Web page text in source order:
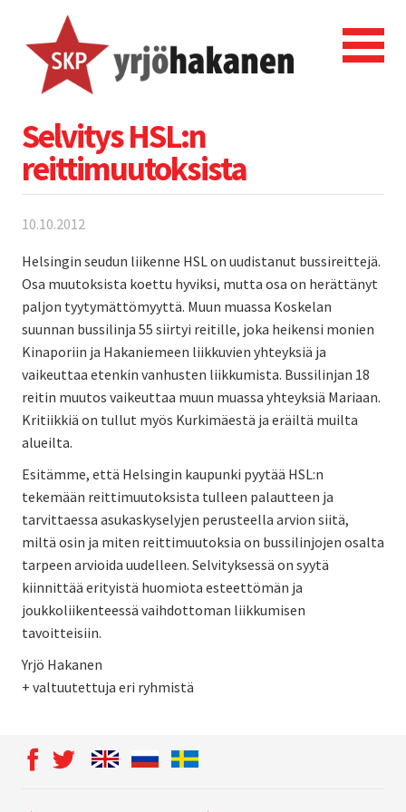
Selvitys HSL:n
reittimuutoksista
10.10.2012
Helsingin seudun liikenne HSL on uudistanut bussireittejä.
Osa muutoksista koettu hyviksi, mutta osa on herättänyt
paljon tyytymättömyyttä. Muun muassa Koskelan
suunnan bussilinja 55 siirtyi reitille, joka heikensi monien
Kinaporiin ja Hakaniemeen liikkuvien yhteyksiä ja
vaikeuttaa etenkin vanhusten liikkumista. Bussilinjan 18
reitin muutos vaikeuttaa muun muassa yhteyksiä Mariaan.
Kritiikkiä on tullut myös Kurkimäestä ja eräiltä muilta
alueilta.
Esitämme, että Helsingin kaupunki pyytää HSL:n
tekemään reittimuutoksista tulleen palautteen ja
tarvittaessa asukaskyselyjen perusteella arvion siitä,
miltä osin ja miten reittimuutoksia on bussilinjojen osalta
tarpeen arvioida uudelleen. Selvityksessä on syytä
kiinnittää erityistä huomiota esteettömän ja
joukkoliikenteessä vaihdottoman liikkumisen
tavoitteisiin.
Yrjö Hakanen
+ valtuutettuja eri ryhmistä